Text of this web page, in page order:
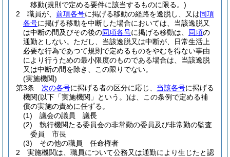
移動(規則で定める要件に該当するものに限る。)
2
職員が、 前項各号に掲げる移動の経路を逸脱し、又は同項
各号に掲げる移動を中断した場合においては、当該逸脱又
は中断の間及びその後の同項各号に掲げる移動は、 同項の
通勤としない。 ただし、当該逸脱又は中断が、日常生活上
必要な行為であつて規則で定めるものをやむを得ない事由
により行うための最小限度のものである場合は、当該逸脱
又は中断の間を除き、この限りでない。
(実施機関)
第3条
次の各号に掲げる者の区分に応じ、 当該各号に掲げる
機関(以下「実施機関」という。)は、この条例で定める補
償の実施の責めに任ずる。
(1)
議会の議員 議長
(2)
執行機関たる委員会の非常勤の委員及び非常勤の監査
委員 市長
(3)
その他の職員 任命権者
2
実施機関は、職員について公務又は通勤により生じたと認